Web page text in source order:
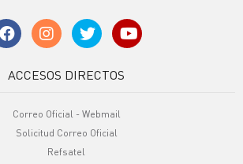
ACCESOS DIRECTOS
Correo Oficial - Webmail
Solicitud Correo Oficial
Refsatel